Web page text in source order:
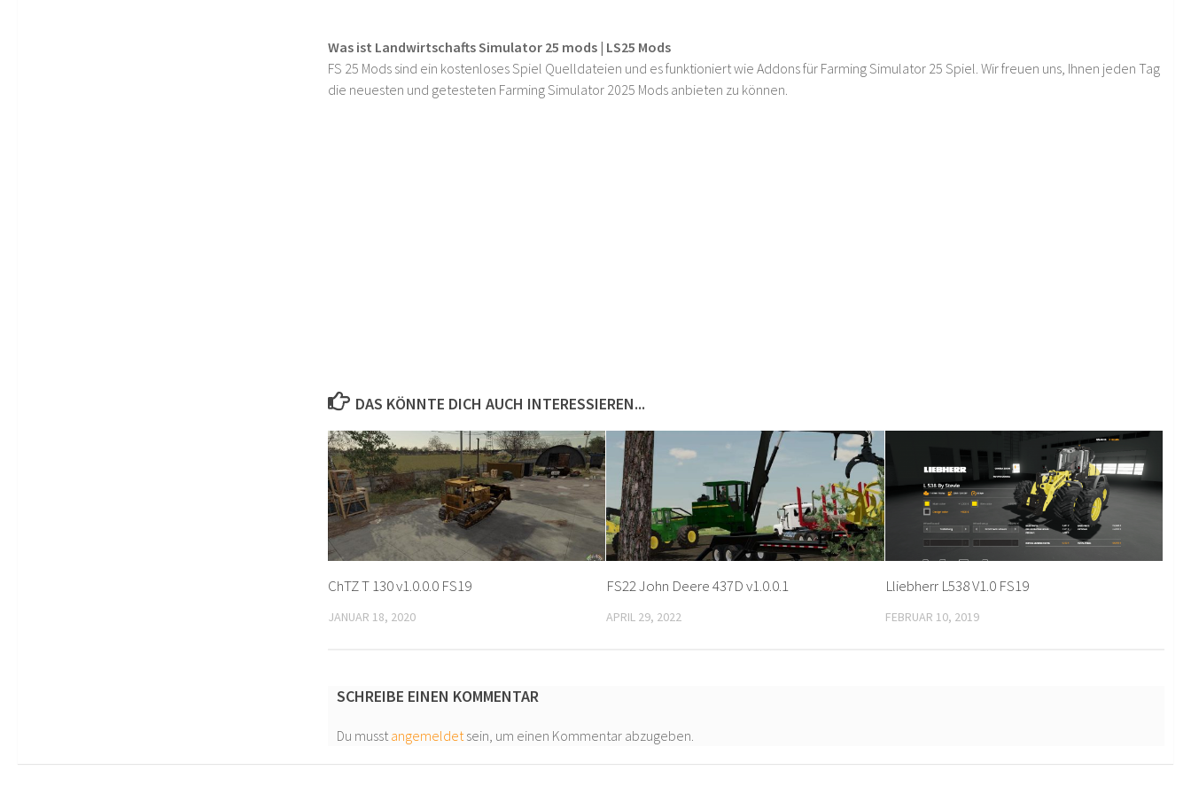
Was ist Landwirtschafts Simulator 25 mods | LS25 Mods
FS 25 Mods sind ein kostenloses Spiel Quelldateien und es funktioniert wie Addons für Farming Simulator 25 Spiel. Wir freuen uns, Ihnen jeden Tag
die neuesten und getesteten Farming Simulator 2025 Mods anbieten zu können.
DAS KÖNNTE DICH AUCH INTERESSIEREN...
ChTZ T 130 v1.0.0.0 FS19
JANUAR 18, 2020
FS22 John Deere 437D v1.0.0.1
APRIL 29, 2022
Lliebherr L538 V1.0 FS19
FEBRUAR 10, 2019
SCHREIBE EINEN KOMMENTAR
Du musstangemeldetsein, um einen Kommentar abzugeben.